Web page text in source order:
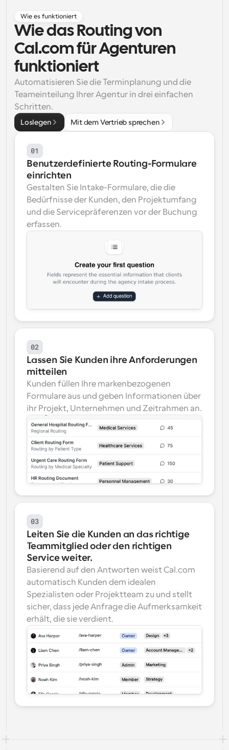
Supercharged Planung mit KI-gestützten Anrufen
Arbeitsabläufe
Automatisieren Sie die Planung und Erinnerungen
Blog
Bleiben Sie auf dem Laufenden über die neuesten
Nachrichten und Updates.
Sofortige Besprechungen
Treffen Sie sich in wenigen Minuten mit Kunden
Dynamische Gruppenlinks
Webhooks
Erhalten Sie eine Benachrichtigung, wenn etwas
passiert
Wie es funktioniert
Wie das Routing von
Cal.com für Agenturen
funktioniert
Automatisieren Sie die Terminplanung und die
Teameinteilung Ihrer Agentur in drei einfachen
Schritten.
Loslegen Mit dem Vertrieb sprechen
01
Benutzerdefinierte Routing-Formulare
einrichten
Gestalten Sie Intake-Formulare, die die
Bedürfnisse der Kunden, den Projektumfang
und die Servicepräferenzen vor der Buchung
erfassen.
02
Lassen Sie Kunden ihre Anforderungen
mitteilen
Kunden füllen Ihre markenbezogenen
Formulare aus und geben Informationen über
ihr Projekt, Unternehmen und Zeitrahmen an.
03
Leiten Sie die Kunden an das richtige
Teammitglied oder den richtigen
Service weiter.
Basierend auf den Antworten weist Cal.com
automatisch Kunden dem idealen
Spezialisten oder Projektteam zu und stellt
sicher, dass jede Anfrage die Aufmerksamkeit
erhält, die sie verdient.